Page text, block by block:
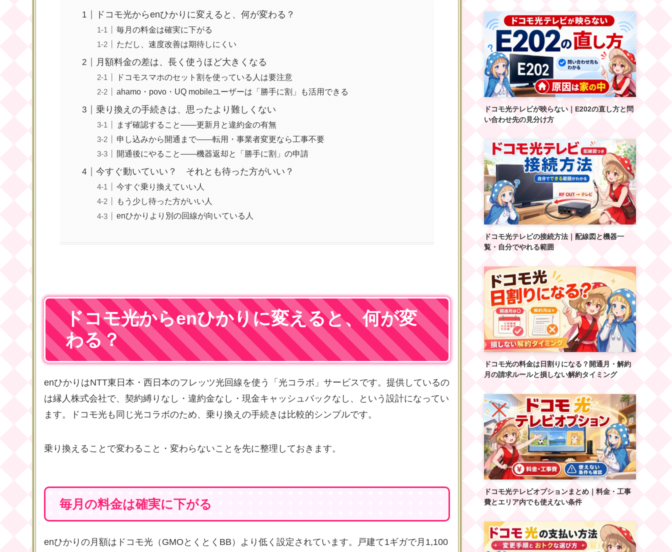
ドコモ光からenひかりに変えると、何が変わる？
毎月の料金は確実に下がる
ただし、速度改善は期待しにくい
月額料金の差は、長く使うほど大きくなる
ドコモスマホのセット割を使っている人は要注意
ahamo・povo・UQ mobileユーザーは「勝手に割」も活用できる
乗り換えの手続きは、思ったより難しくない
まず確認すること——更新月と違約金の有無
申し込みから開通まで——転用・事業者変更なら工事不要
開通後にやること——機器返却と「勝手に割」の申請
今すぐ動いていい？ それとも待った方がいい？
今すぐ乗り換えていい人
もう少し待った方がいい人
enひかりより別の回線が向いている人
ドコモ光からenひかりに変えると、何が変
わる？
enひかりはNTT東日本・西日本のフレッツ光回線を使う「光コラボ」サービスです。提供しているの
は縁人株式会社で、契約縛りなし・違約金なし・現金キャッシュバックなし、という設計になってい
ます。ドコモ光も同じ光コラボのため、乗り換えの手続きは比較的シンプルです。
乗り換えることで変わること・変わらないことを先に整理しておきます。
毎月の料金は確実に下がる
enひかりの月額はドコモ光（GMOとくとくBB）より低く設定されています。戸建て1ギガで月1,100
ドコモ光テレビが映らない｜E202の直し方と問
い合わせ先の見分け方
ドコモ光テレビの接続方法｜配線図と機器一
覧・自分でやれる範囲
ドコモ光の料金は日割りになる？開通月・解約
月の請求ルールと損しない解約タイミング
ドコモ光テレビオプションまとめ｜料金・工事
費とエリア内でも使えない条件